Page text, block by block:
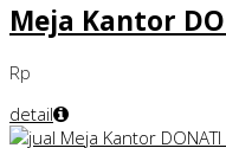
Meja Kantor
Rp
detail